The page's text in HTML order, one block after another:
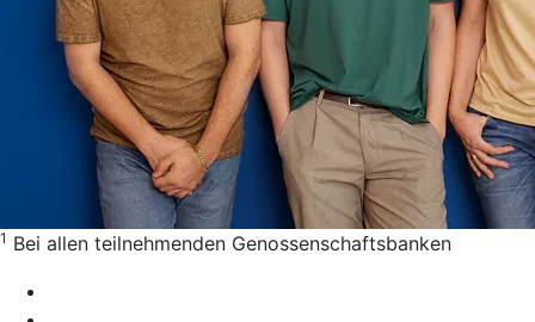
1 Bei allen teilnehmenden Genossenschaftsbanken